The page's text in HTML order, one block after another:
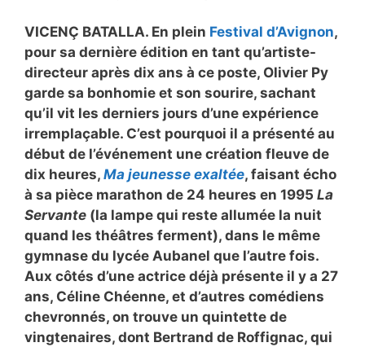
VICENÇ BATALLA. En plein Festival d’Avignon,
pour sa dernière édition en tant qu’artiste-
directeur après dix ans à ce poste, Olivier Py
garde sa bonhomie et son sourire, sachant
qu’il vit les derniers jours d’une expérience
irremplaçable. C’est pourquoi il a présenté au
début de l’événement une création fleuve de
dix heures, Ma jeunesse exaltée, faisant écho
à sa pièce marathon de 24 heures en 1995 La
Servante (la lampe qui reste allumée la nuit
quand les théâtres ferment), dans le même
gymnase du lycée Aubanel que l’autre fois.
Aux côtés d’une actrice déjà présente il y a 27
ans, Céline Chéenne, et d’autres comédiens
chevronnés, on trouve un quintette de
vingtenaires, dont Bertrand de Roffignac, qui